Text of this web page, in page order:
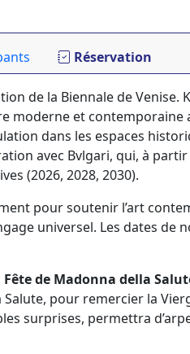
Réservation
de la Biennale de Venise.
moderne et contemporaine
dans les espaces
avec Bvlgari, qui, à
(2026, 2028, 2030).
pour soutenir l’art
universel. Les dates de
Fête de Madonna della
pour remercier la
surprises, permettra